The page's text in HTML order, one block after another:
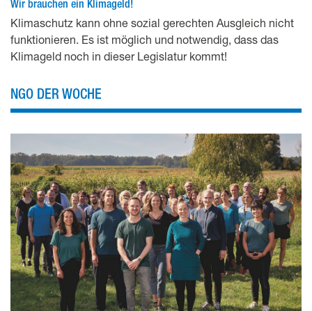
Wir brauchen ein Klimageld!
Klimaschutz kann ohne sozial gerechten Ausgleich nicht
funktionieren. Es ist möglich und notwendig, dass das
Klimageld noch in dieser Legislatur kommt!
NGO DER WOCHE